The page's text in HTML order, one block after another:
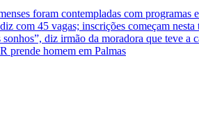
foram contempladas com programas
com 45 vagas; inscrições começam nesta
diz irmão da moradora que teve a
prende homem em Palmas